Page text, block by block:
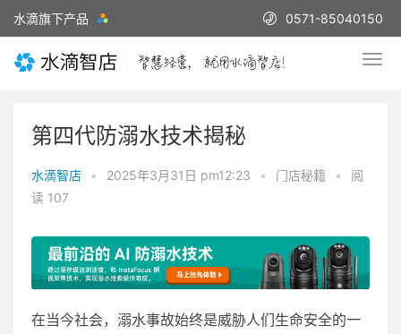
水滴旗下产品 0571-85040150
第四代防溺水技术揭秘
水滴智店 • 2025年3月31日 pm12:23 • 门店秘籍 •
阅
读 107
在当今社会，溺水事故始终是威胁人们生命安全的一